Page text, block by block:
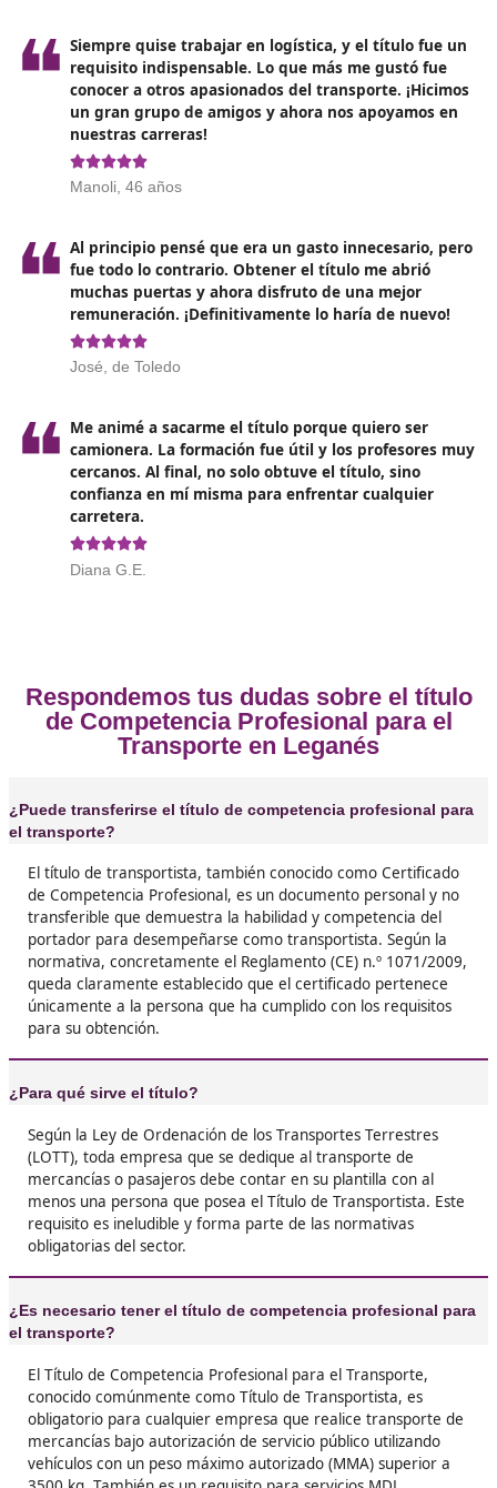
una, mientras que las respuestas erróneas restan
valor de una respuesta correcta.
Prueba de supuestos prácticos:Se presentan 4
prácticos en los que se debe aplicar el conocimiento
adquirido sobre las materias del programa a
concretas. En cada caso, el candidato deberá
una puntuación máxima de 200 puntos. Cada
correcto vale 50 puntos, mientras que las
incorrectas penalizan 1/3 del valor de una respuesta
correcta.
Opiniones sobre el
Profesional para el Transporte
❝ imaginaba. Ahora tengo más oportunidades y,
sinceramente, me siento más seguro al
❝ Siempre quise trabajar en logística, y el título
requisito indispensable. Lo que más me
conocer a otros apasionados del transporte.
un gran grupo de amigos y ahora nos
nuestras carreras!

Manoli, 46 años
❝ Al principio pensé que era un gasto
fue todo lo contrario. Obtener el título me
muchas puertas y ahora disfruto de una
remuneración. ¡Definitivamente lo haría de

José, de Toledo
❝ Me animé a sacarme el título porque quiero
camionera. La formación fue útil y los
cercanos. Al final, no solo obtuve el título, sino
confianza en mí misma para enfrentar
carretera.
